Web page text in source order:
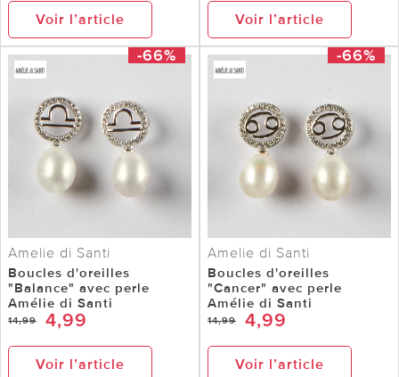
Voir l’article Voir l’article
-66%
Amelie di Santi
Boucles d'oreilles
"Balance" avec perle
Amélie di Santi
14,99 4,99
Voir l’article
-66%
Amelie di Santi
Boucles d'oreilles
"Cancer" avec perle
Amélie di Santi
14,99 4,99
Voir l’article